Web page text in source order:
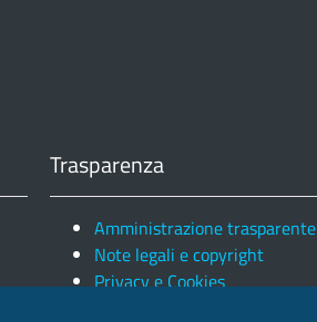
Trasparenza
Amministrazione trasparente
Note legali e copyright
Privacy e Cookies